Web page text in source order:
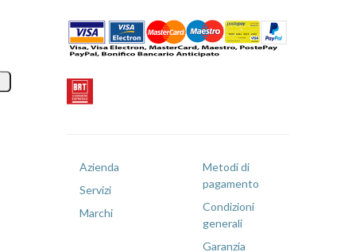
Azienda
Servizi
Marchi
Metodi di
pagamento
Condizioni
generali
Garanzia